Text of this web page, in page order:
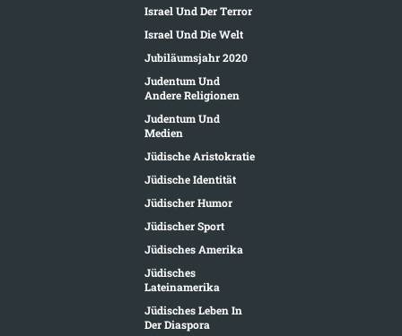
Israel Und Der Terror
Israel Und Die Welt
Jubiläumsjahr 2020
Judentum Und
Andere Religionen
Judentum Und
Medien
Jüdische Aristokratie
Jüdische Identität
Jüdischer Humor
Jüdischer Sport
Jüdisches Amerika
Jüdisches
Lateinamerika
Jüdisches Leben In
Der Diaspora